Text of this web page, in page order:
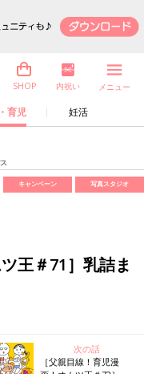
育児 妊活
SHOP 内祝い メニュー
キャンペーン 写真スタジオ
王＃71］乳詰ま
次の話
［父親目線！育児漫